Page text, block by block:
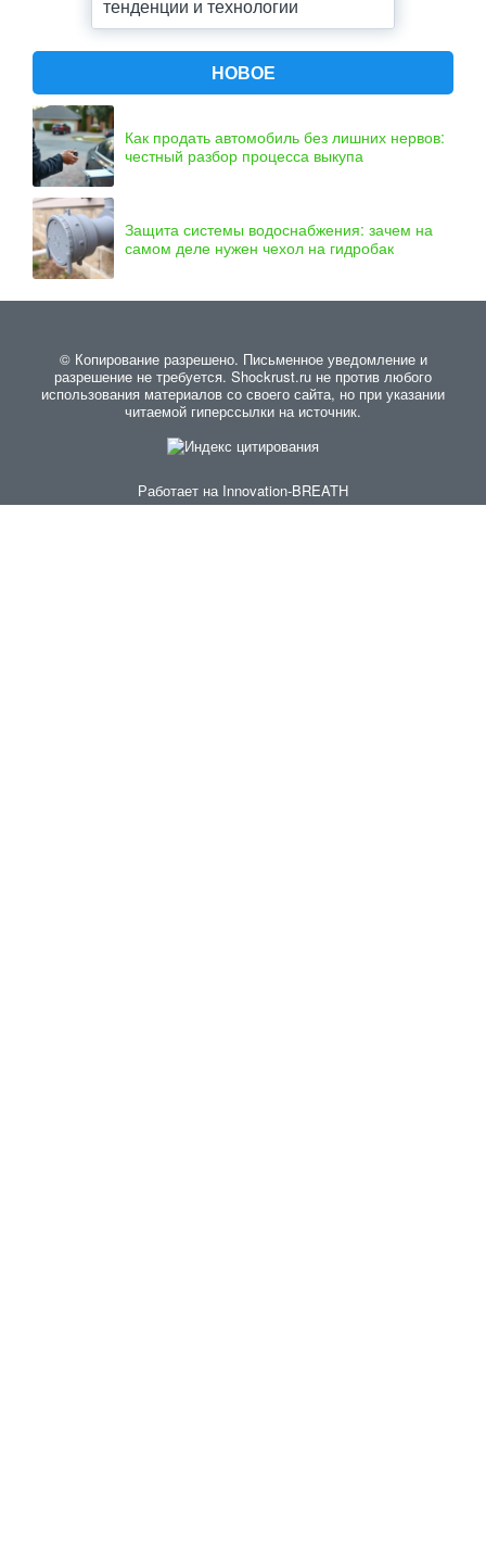
тенденции и технологии
НОВОЕ
Как продать автомобиль без лишних нервов:
честный разбор процесса выкупа
Защита системы водоснабжения: зачем на
самом деле нужен чехол на гидробак
© Копирование разрешено. Письменное уведомление и
разрешение не требуется. Shockrust.ru не против любого
использования материалов со своего сайта, но при указании
читаемой гиперссылки на источник.
Работает на Innovation-BREATH